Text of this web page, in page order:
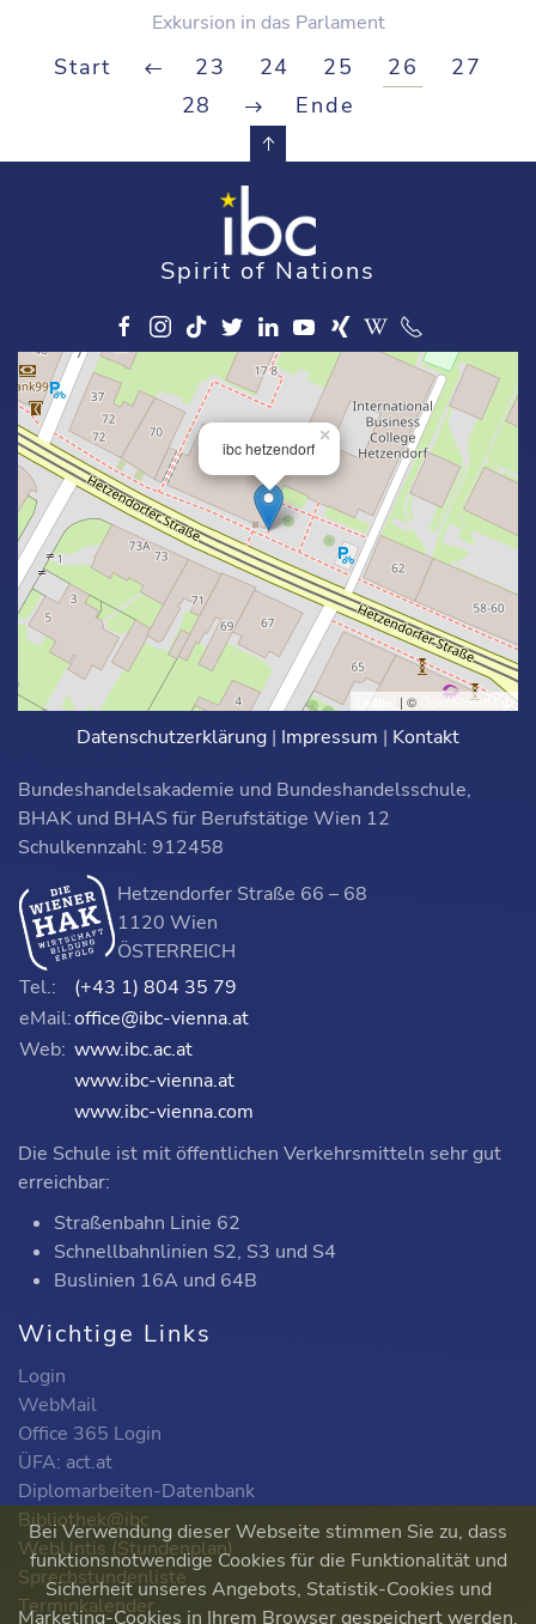
Exkursion in das Parlament
Start 23 24 25 26
27
28
Ende
Spirit of Nations
ibc hetzendorf
×
Leaflet | © OpenStreetMap
Datenschutzerklärung | Impressum | Kontakt
Bundeshandelsakademie und Bundeshandelsschule,
BHAK und BHAS für Berufstätige Wien 12
Schulkennzahl: 912458
Hetzendorfer Straße 66 – 68
1120 Wien
ÖSTERREICH
Tel.:
(+43 1) 804 35 79
eMail:office@ibc-vienna.at
Web: www.ibc.ac.at
www.ibc-vienna.at
www.ibc-vienna.com
Die Schule ist mit öffentlichen Verkehrsmitteln sehr gut
erreichbar:
Straßenbahn Linie 62
Schnellbahnlinien S2, S3 und S4
Buslinien 16A und 64B
Wichtige Links
Login
WebMail
Office 365 Login
ÜFA: act.at
Diplomarbeiten-Datenbank
Bibliothek@ibc
WebUntis (Stundenplan)
Sprechstundenliste
Terminkalender
Bei Verwendung dieser Webseite stimmen Sie zu, dass
funktionsnotwendige Cookies für die Funktionalität und
Sicherheit unseres Angebots, Statistik-Cookies und
Marketing-Cookies in Ihrem Browser gespeichert werden.